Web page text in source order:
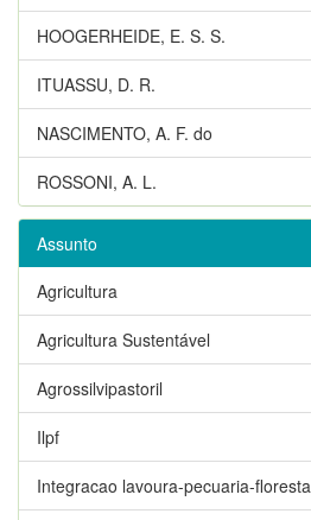
HOOGERHEIDE, E. S. S.
ITUASSU, D. R.
NASCIMENTO, A. F. do
ROSSONI, A. L.
Assunto
Agricultura
Agricultura Sustentável
Agrossilvipastoril
Ilpf
Integracao lavoura-pecuaria-floresta